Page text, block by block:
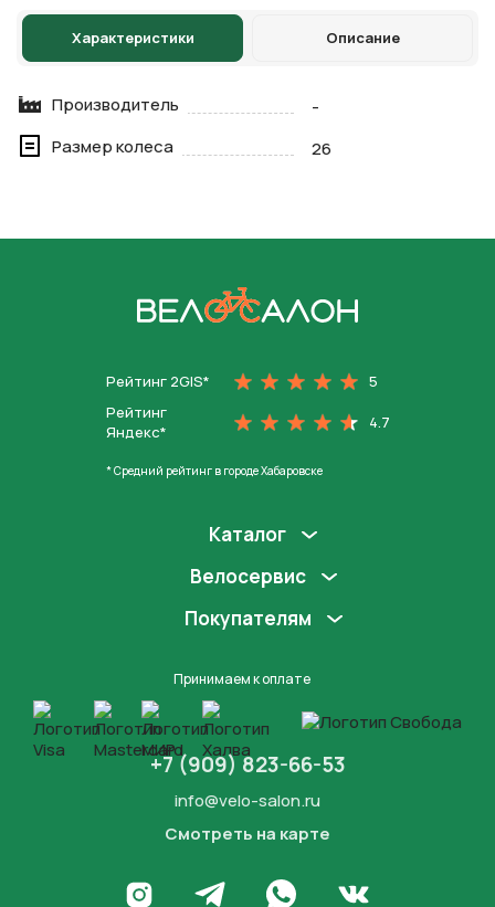
Характеристики Описание
Производитель
-
Размер колеса
26
Рейтинг 2GIS*
5
Рейтинг
Яндекс*
4.7
* Средний рейтинг в городе Хабаровске
Каталог
Велосервис
Покупателям
Принимаем к оплате
+7 (909) 823-66-53
info@velo-salon.ru
Смотреть на карте
Перейти в Инстаграм
Написать в Телеграм
Написать в WhatsApp
Перейти во